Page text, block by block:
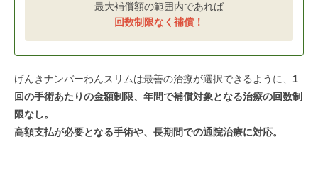
最大補償額の範囲内であれば
回数制限なく補償！
げんきナンバーわんスリムは最善の治療が選択できるように、 1
回の手術あたりの金額制限、年間で補償対象となる治療の回数制
限なし。
高額支払が必要となる手術や、長期間での通院治療に対応。